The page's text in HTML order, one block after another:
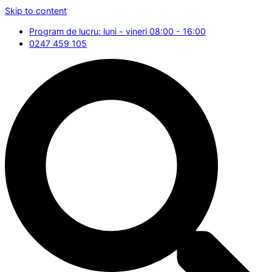
Skip to content
Program de lucru: luni - vineri 08:00 - 16:00
0247 459 105